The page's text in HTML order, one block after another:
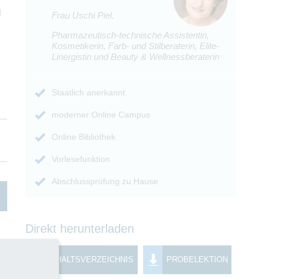
Frau Uschi Piel.
Pharmazeutisch-technische Assistentin,
Kosmetikerin, Farb- und Stilberaterin, Elite-
Linergistin und Beauty & Wellnessberaterin
Staatlich anerkannt
moderner Online Campus
Online Bibliothek
Vorlesefunktion
Abschlussprüfung zu Hause
Direkt herunterladen
INHALTSVERZEICHNIS PROBELEKTION